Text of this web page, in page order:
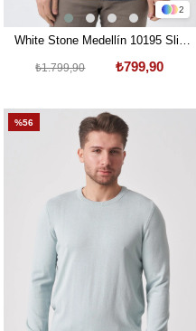
2
White Stone Medellín 10195 Slim
₺799,90
₺1.799,90
%56